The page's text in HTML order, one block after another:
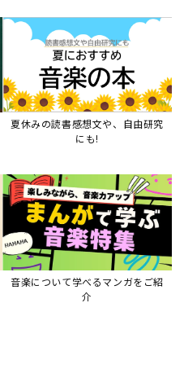
夏休みの読書感想文や、自由研究
にも!
音楽について学べるマンガをご紹
介